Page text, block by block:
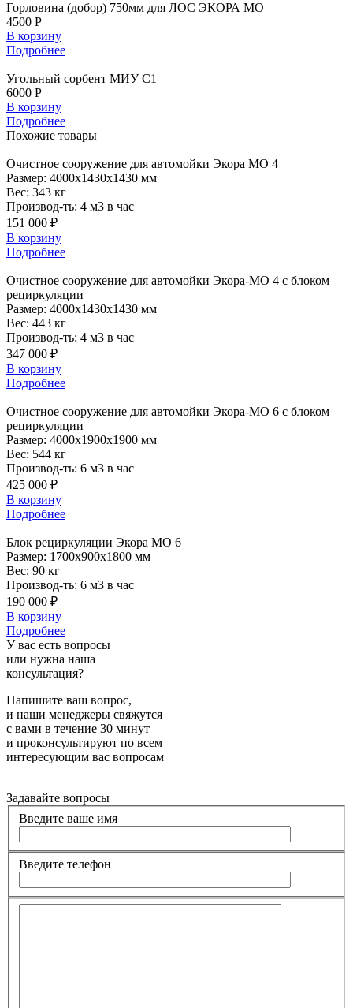
Горловина (добор) 750мм для ЛОС ЭКОРА МО
4500 Р
В корзину
Подробнее
Угольный сорбент МИУ С1
6000 Р
В корзину
Подробнее
Похожие товары
Очистное сооружение для автомойки Экора МО 4
Размер: 4000x1430x1430 мм
Вес: 343 кг
Производ-ть: 4 м3 в час
151 000 ₽
В корзину
Подробнее
Очистное сооружение для автомойки Экора-МО 4 с блоком
рециркуляции
Размер: 4000x1430x1430 мм
Вес: 443 кг
Производ-ть: 4 м3 в час
347 000 ₽
В корзину
Подробнее
Очистное сооружение для автомойки Экора-МО 6 с блоком
рециркуляции
Размер: 4000x1900x1900 мм
Вес: 544 кг
Производ-ть: 6 м3 в час
425 000 ₽
В корзину
Подробнее
Блок рециркуляции Экора МО 6
Размер: 1700x900x1800 мм
Вес: 90 кг
Производ-ть: 6 м3 в час
190 000 ₽
В корзину
Подробнее
У вас есть вопросы
или нужна наша
консультация?
Напишите ваш вопрос,
и наши менеджеры свяжутся
с вами в течение 30 минут
и проконсультируют по всем
интересующим вас вопросам
Задавайте вопросы
Введите ваше имя
Введите телефон